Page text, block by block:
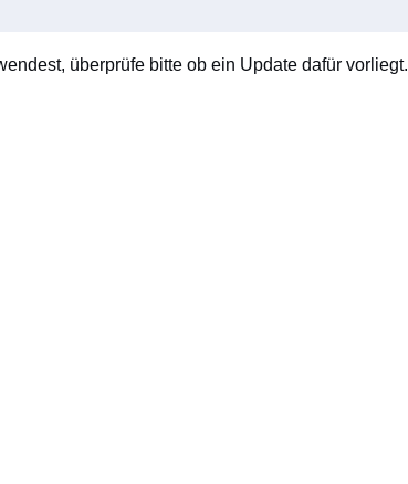
überprüfe bitte ob ein Update dafür vorliegt.